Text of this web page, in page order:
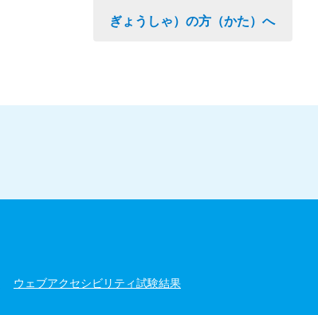
ぎょうしゃ）の方（かた）へ
ウェブアクセシビリティ試験結果